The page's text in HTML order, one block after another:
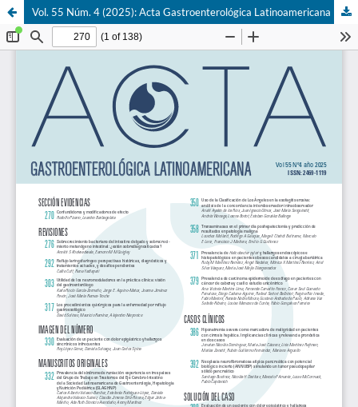
Vol. 55 Núm. 4 (2025): Acta Gastroenterológica Latinoamericana